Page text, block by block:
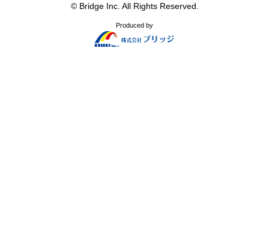
© Bridge Inc. All Rights Reserved.
Produced by